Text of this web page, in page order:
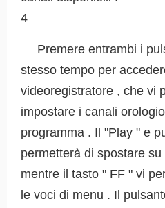
4
Premere entrambi i
stesso tempo per
videoregistratore , che vi
impostare i canali
programma . Il "Play " e
permetterà di spostare
mentre il tasto " FF " vi
le voci di menu . Il